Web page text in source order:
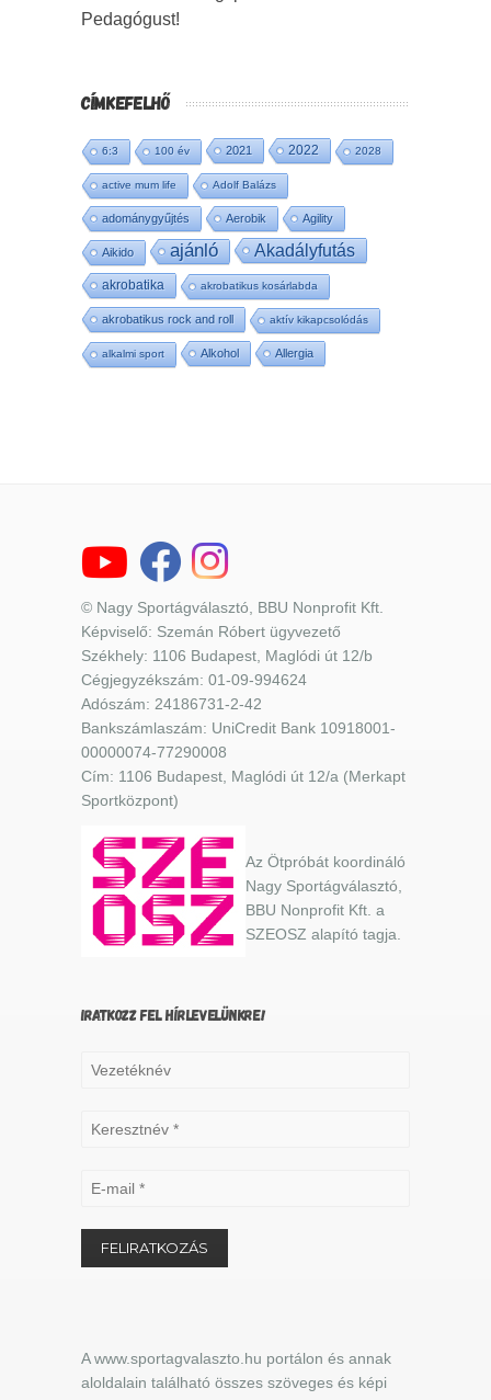
Pedagógust!
CÍMKEFELHŐ
6:3 100 év 2021 2022 2028
active mum life Adolf Balázs
adománygyűjtés Aerobik Agility
Aikido ajánló Akadályfutás
akrobatika akrobatikus kosárlabda
akrobatikus rock and roll aktív kikapcsolódás
alkalmi sport Alkohol Allergia
© Nagy Sportágválasztó, BBU Nonprofit Kft.
Képviselő: Szemán Róbert ügyvezető
Székhely: 1106 Budapest, Maglódi út 12/b
Cégjegyzékszám: 01-09-994624
Adószám: 24186731-2-42
Bankszámlaszám: UniCredit Bank 10918001-
00000074-77290008
Cím: 1106 Budapest, Maglódi út 12/a (Merkapt
Sportközpont)
Az Ötpróbát koordináló
Nagy Sportágválasztó,
BBU Nonprofit Kft. a
SZEOSZ alapító tagja.
IRATKOZZ FEL HÍRLEVELÜNKRE!
A www.sportagvalaszto.hu portálon és annak
aloldalain található összes szöveges és képi